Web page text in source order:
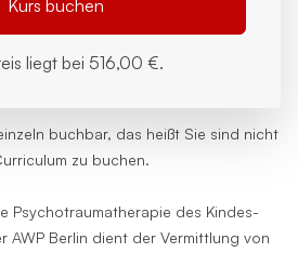
buchbar, das heißt Sie sind nicht
zu buchen.
Psychotraumatherapie des Kindes-
AWP Berlin dient der Vermittlung von
Kurs buchen
liegt bei 516,00 €.